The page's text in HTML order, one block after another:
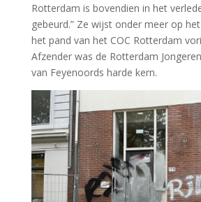
Rotterdam is bovendien in het
gebeurd.” Ze wijst onder meer op
het pand van het COC Rotterdam
Afzender was de Rotterdam
van Feyenoords harde kern.